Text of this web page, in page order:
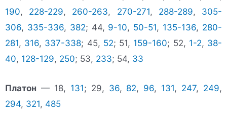
190, 228-229, 260-263, 270-271, 288-289, 305-
306, 335-336, 382; 44, 9-10, 50-51, 135-136, 280-
281, 316, 337-338; 45, 52; 51, 159-160; 52, 1-2, 38-
40, 128-129, 250; 53, 233; 54, 33
Платон — 18, 131; 29, 36, 82, 96, 131, 247, 249,
294, 321, 485